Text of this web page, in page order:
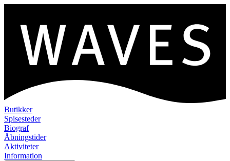
Butikker
Spisesteder
Biograf
Åbningstider
Aktiviteter
Information